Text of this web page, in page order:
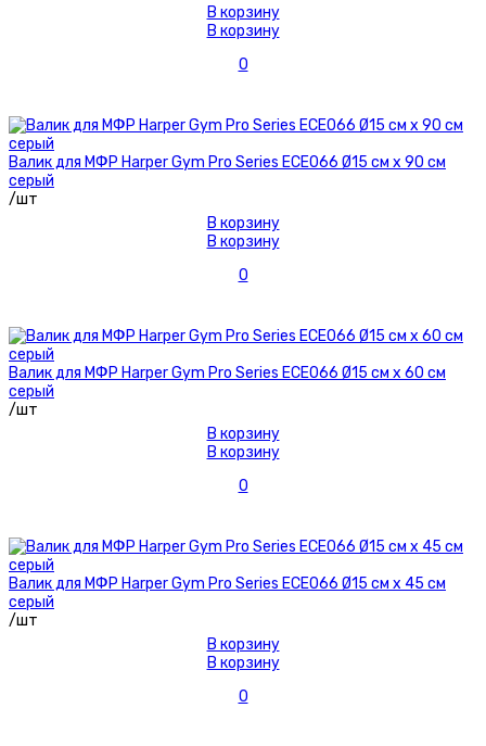
В корзину
В корзину
0
Валик для МФР Harper Gym Pro Series ECE066 Ø15 см х 90 см
серый
/шт
В корзину
В корзину
0
Валик для МФР Harper Gym Pro Series ECE066 Ø15 см х 60 см
серый
/шт
В корзину
В корзину
0
Валик для МФР Harper Gym Pro Series ECE066 Ø15 см х 45 см
серый
/шт
В корзину
В корзину
0